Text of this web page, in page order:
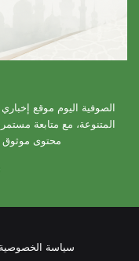
الصوفية اليوم موقع إخباري
المتنوعة، مع متابعة
محتوى موثوق
سياسة الخصوصية